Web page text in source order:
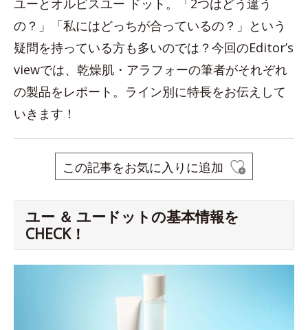
ユーとオルビスユー ドット。「2つはどう違う
の？」「私にはどっちが合っているの？」という
疑問を持っている方も多いのでは？今回のEditor’s
viewでは、乾燥肌・アラフォーの筆者がそれぞれ
の製品をレポート。ライン別に特長をお伝えして
いきます！
この記事をお気に入りに追加
ユー ＆ ユードットの基本情報を
CHECK！